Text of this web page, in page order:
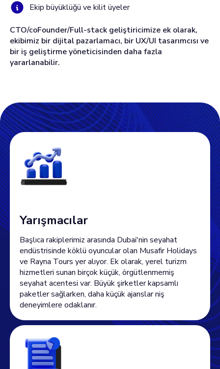
Ekip büyüklüğü ve kilit üyeler
CTO/coFounder/Full-stack geliştiricimize ek olarak,
ekibimiz bir dijital pazarlamacı, bir UX/UI tasarımcısı ve
bir iş geliştirme yöneticisinden daha fazla
yararlanabilir.
Yarışmacılar
Başlıca rakiplerimiz arasında Dubai'nin seyahat
endüstrisinde köklü oyuncular olan Musafir Holidays
ve Rayna Tours yer alıyor. Ek olarak, yerel turizm
hizmetleri sunan birçok küçük, örgütlenmemiş
seyahat acentesi var. Büyük şirketler kapsamlı
paketler sağlarken, daha küçük ajanslar niş
deneyimlere odaklanır.